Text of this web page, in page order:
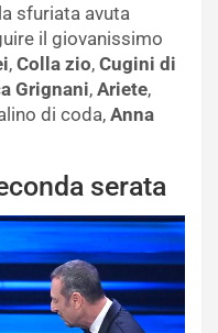
sfuriata avuta
il giovanissimo
, Colla zio, Cugini di
Grignani, Ariete,
di coda, Anna
serata